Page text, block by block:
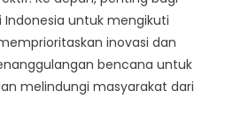
untuk mengikuti
inovasi dan
bencana untuk
melindungi masyarakat dari